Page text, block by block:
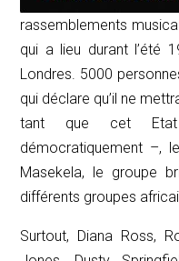
rassemblements
qui a lieu durant l’été
Londres. 5000
qui déclare qu’il ne
tant que cet
démocratiquement –,
Masekela, le groupe
différents groupes
Surtout, Diana Ross,